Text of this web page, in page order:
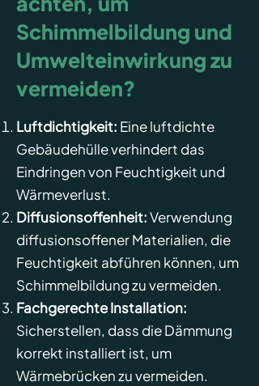
Schimmelbildung und
Umwelteinwirkung zu
vermeiden?
Luftdichtigkeit: Eine luftdichte
Gebäudehülle verhindert das
Eindringen von Feuchtigkeit und
Wärmeverlust.
Diffusionsoffenheit:Verwendung
diffusionsoffener Materialien, die
Feuchtigkeit abführen können, um
Schimmelbildung zu vermeiden.
Fachgerechte Installation:
Sicherstellen, dass die Dämmung
korrekt installiert ist, um
Wärmebrücken zu vermeiden.